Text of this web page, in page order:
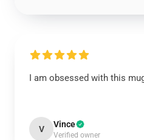
I am obsessed with this
V Vince
Verified owner